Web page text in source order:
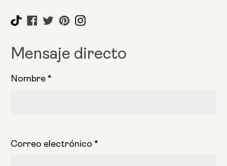
Mensaje directo
Nombre*
Correo electrónico*